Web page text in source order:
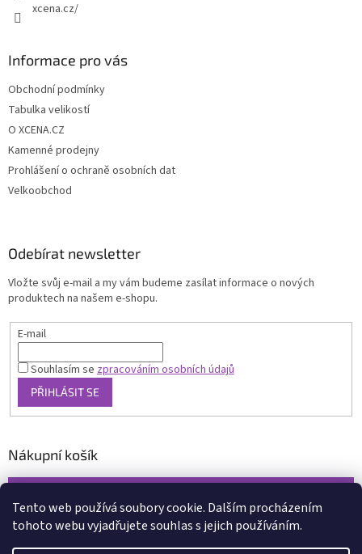
Tento web používá soubory cookie. Dalším procházením
tohoto webu vyjadřujete souhlas s jejich používáním.
xcena.cz/
Informace pro vás
Obchodní podmínky
Tabulka velikostí
O XCENA.CZ
Kamenné prodejny
Prohlášení o ochraně osobních dat
Velkoobchod
Odebírat newsletter
Vložte svůj e-mail a my vám budeme zasílat informace o nových
produktech na našem e-shopu.
E-mail
Souhlasím sezpracováním osobních údajů
PŘIHLÁSIT SE
Nákupní košík